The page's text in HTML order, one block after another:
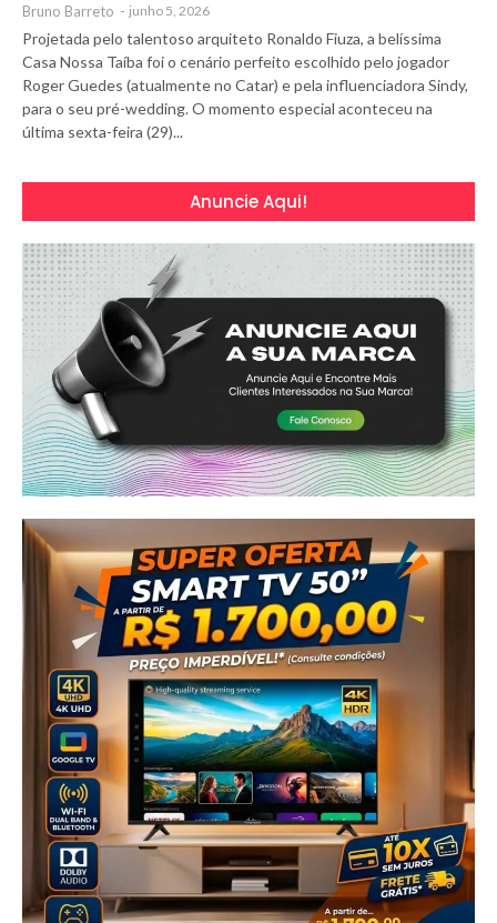
Bruno Barreto - junho 5, 2026
Projetada pelo talentoso arquiteto Ronaldo Fiuza, a belíssima
Casa Nossa Taíba foi o cenário perfeito escolhido pelo jogador
Roger Guedes (atualmente no Catar) e pela influenciadora Sindy,
para o seu pré-wedding. O momento especial aconteceu na
última sexta-feira (29)...
Anuncie Aqui!